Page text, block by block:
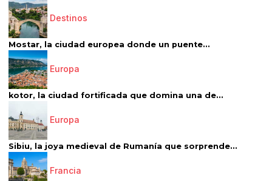
Destinos
Mostar, la ciudad europea donde un puente...
Europa
kotor, la ciudad fortificada que domina una de...
Europa
Sibiu, la joya medieval de Rumanía que sorprende...
Francia